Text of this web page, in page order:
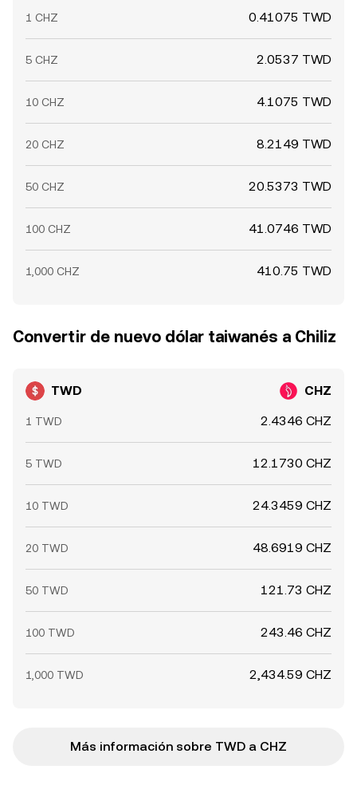
1 CHZ 0.41075 TWD
5 CHZ 2.0537 TWD
10 CHZ 4.1075 TWD
20 CHZ 8.2149 TWD
50 CHZ 20.5373 TWD
100 CHZ 41.0746 TWD
1,000 CHZ 410.75 TWD
Convertir de nuevo dólar taiwanés a Chiliz
TWD CHZ
1 TWD 2.4346 CHZ
5 TWD 12.1730 CHZ
10 TWD 24.3459 CHZ
20 TWD 48.6919 CHZ
50 TWD 121.73 CHZ
100 TWD 243.46 CHZ
1,000 TWD 2,434.59 CHZ
Más información sobre TWD a CHZ